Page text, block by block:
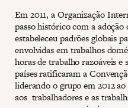
Em 2011, a Organização
passo histórico com a adoção
estabeleceu padrões globais
envolvidas em trabalhos
horas de trabalho razoáveis ​​e
países ratificaram a
liderando o grupo em 2012
aos trabalhadores e as